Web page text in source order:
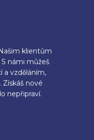
klientům
námi můžeš
a vzděláním,
nové
nepřipraví.